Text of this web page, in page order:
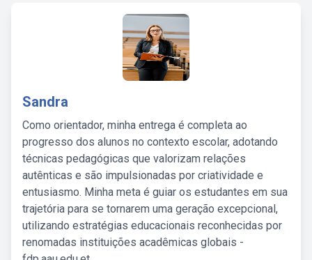
Sandra
Como orientador, minha entrega é completa ao
progresso dos alunos no contexto escolar, adotando
técnicas pedagógicas que valorizam relações
autênticas e são impulsionadas por criatividade e
entusiasmo. Minha meta é guiar os estudantes em sua
trajetória para se tornarem uma geração excepcional,
utilizando estratégias educacionais reconhecidas por
renomadas instituições acadêmicas globais -